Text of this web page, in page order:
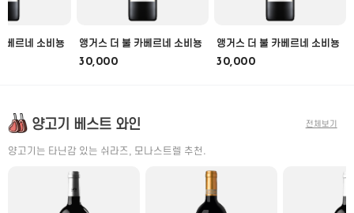
베르네 소비뇽 앵거스 더 불 카베르네 소비뇽
30,000
앵거스 더 불 카베르네 소비뇽
30,000
전체보기
양고기 베스트 와인
양고기는 타닌감 있는 쉬라즈, 모나스트렐 추천.